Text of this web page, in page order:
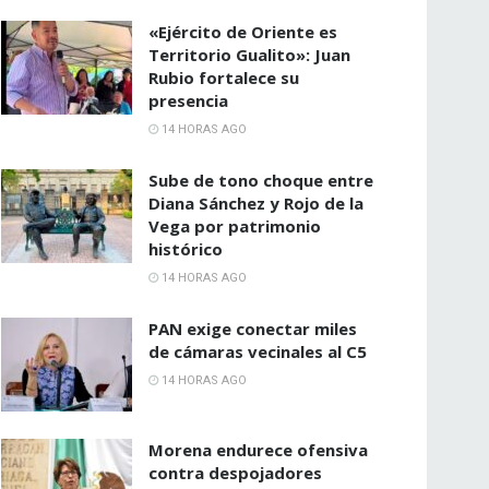
«Ejército de Oriente es
Territorio Gualito»: Juan
Rubio fortalece su
presencia
14 HORAS AGO
Sube de tono choque entre
Diana Sánchez y Rojo de la
Vega por patrimonio
histórico
14 HORAS AGO
PAN exige conectar miles
de cámaras vecinales al C5
14 HORAS AGO
Morena endurece ofensiva
contra despojadores